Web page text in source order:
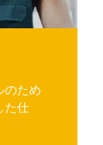
のため
た仕